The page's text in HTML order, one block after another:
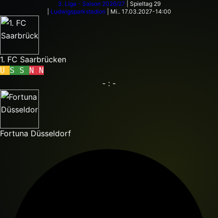
3. Liga - Saison 2026/27
Spieltag 29
Ludwigsparkstadion Mi.. 17.03.2027-14:00
1. FC Saarbrücken
U S S N N
- : -
Fortuna Düsseldorf